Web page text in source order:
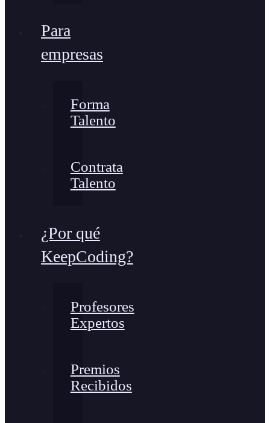
Para
empresas
Forma
Talento
Contrata
Talento
¿Por qué
KeepCoding?
Profesores
Expertos
Premios
Recibidos